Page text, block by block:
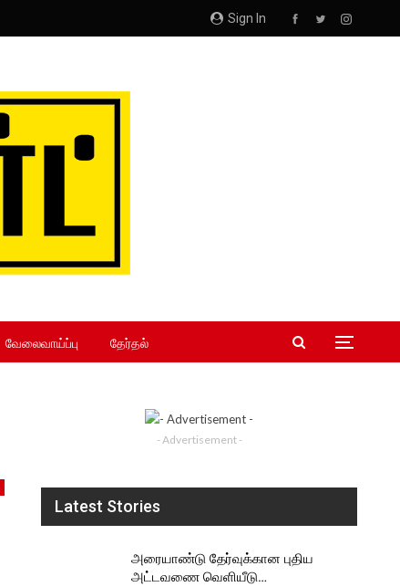
Sign In
வேலைவாய்ப்பு தேர்தல்
- Advertisement -
Latest Stories
அரையாண்டு தேர்வுக்கான புதிய
அட்டவணை வெளியீடு…